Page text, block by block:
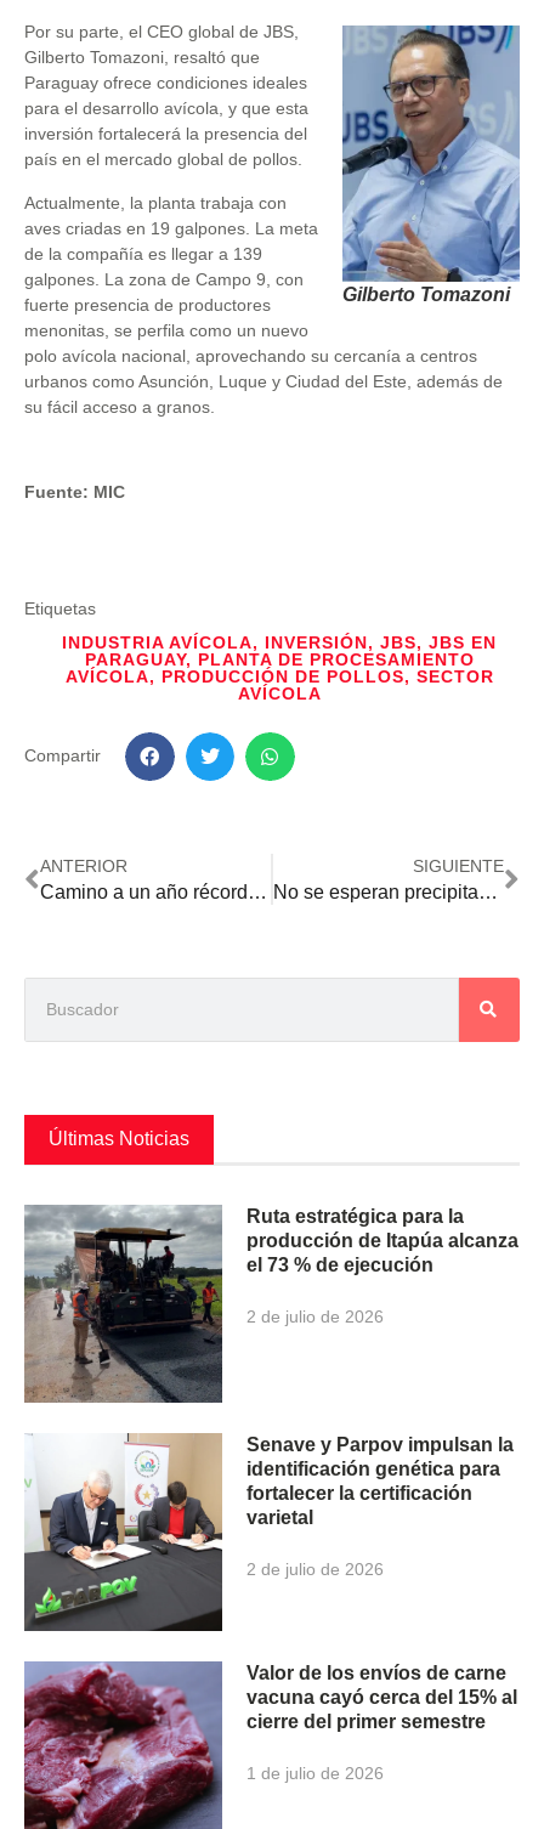
Gilberto Tomazoni
Por su parte, el CEO global de JBS,
Gilberto Tomazoni, resaltó que
Paraguay ofrece condiciones ideales
para el desarrollo avícola, y que esta
inversión fortalecerá la presencia del
país en el mercado global de pollos.
Actualmente, la planta trabaja con
aves criadas en 19 galpones. La meta
de la compañía es llegar a 139
galpones. La zona de Campo 9, con
fuerte presencia de productores
menonitas, se perfila como un nuevo
polo avícola nacional, aprovechando su cercanía a centros
urbanos como Asunción, Luque y Ciudad del Este, además de
su fácil acceso a granos.
Fuente: MIC
Etiquetas
INDUSTRIA AVÍCOLA, INVERSIÓN, JBS, JBS EN
PARAGUAY, PLANTA DE PROCESAMIENTO
AVÍCOLA, PRODUCCIÓN DE POLLOS, SECTOR
AVÍCOLA
Compartir
ANTERIOR
Camino a un año récord: más de USD 1.600 millones generó la exportación de carne vacuna
SIGUIENTE
No se esperan precipitaciones importantes para los próximos días
Últimas Noticias
Ruta estratégica para la
producción de Itapúa alcanza
el 73 % de ejecución
2 de julio de 2026
Senave y Parpov impulsan la
identificación genética para
fortalecer la certificación
varietal
2 de julio de 2026
Valor de los envíos de carne
vacuna cayó cerca del 15% al
cierre del primer semestre
1 de julio de 2026